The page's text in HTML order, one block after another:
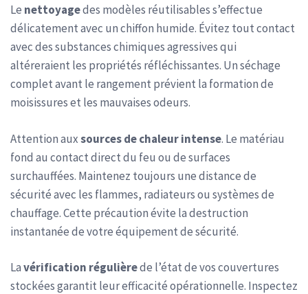
Le nettoyagedes modèles réutilisables s’effectue
délicatement avec un chiffon humide. Évitez tout contact
avec des substances chimiques agressives qui
altéreraient les propriétés réfléchissantes. Un séchage
complet avant le rangement prévient la formation de
moisissures et les mauvaises odeurs.
Attention auxsources de chaleur intense. Le matériau
fond au contact direct du feu ou de surfaces
surchauffées. Maintenez toujours une distance de
sécurité avec les flammes, radiateurs ou systèmes de
chauffage. Cette précaution évite la destruction
instantanée de votre équipement de sécurité.
Lavérification régulièrede l’état de vos couvertures
stockées garantit leur efficacité opérationnelle. Inspectez